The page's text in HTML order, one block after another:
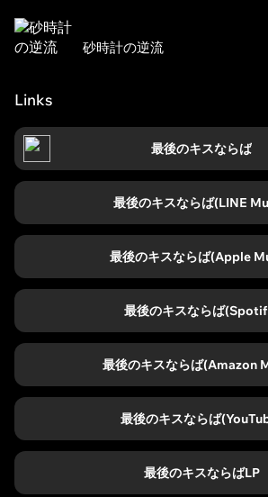
砂時計の逆流
Links
最後のキスならば
最後のキスならば(LINE
最後のキスならば(Apple
最後のキスならば
最後のキスならば(Amazon
最後のキスならば
最後のキスならばLP